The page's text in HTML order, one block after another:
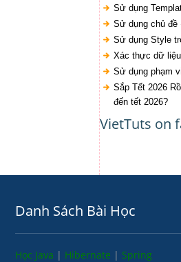
Sử dụng
Sử dụng chủ đề
Sử dụng Style
Xác thực dữ liệu
Sử dụng phạm
Sắp Tết 2026
đến tết 2026?
VietTuts on
Danh Sách Bài Học
Học Java | Hibernate | Spring